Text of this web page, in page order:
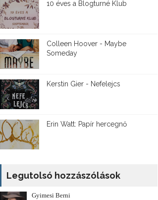
10 éves a Blogturné Klub
Colleen Hoover - Maybe
Someday
Kerstin Gier - Nefelejcs
Erin Watt: Papír hercegnő
Legutolsó hozzászólások
Gyimesi Berni